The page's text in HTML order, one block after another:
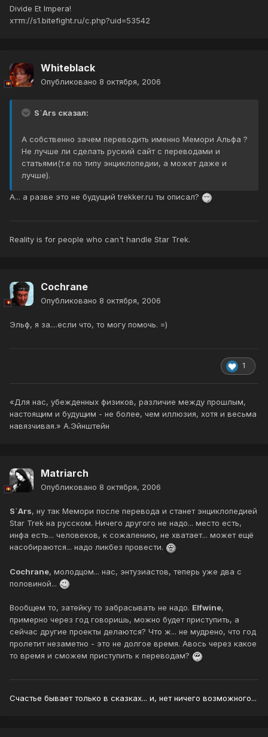
Divide Et Impera!
хттп://s1.bitefight.ru/c.php?uid=53542
Whiteblack
Опубликовано 8 октября, 2006
S`Ars сказал:
А собственно зачем переводить именно Мемори Альфа ?
Не лучше ли сделать руский сайт с переводами и
статьями(т.е по типу энциклопедии, а может даже и
лучше).
А... а разве это не будущий trekker.ru ты описал?
Reality is for people who can't handle Star Trek.
Cochrane
Опубликовано 8 октября, 2006
Эльф, я за....если что, то могу помочь. =)
1
«Для нас, убежденных физиков, различие между прошлым,
настоящим и будущим - не более, чем иллюзия, хотя и весьма
навязчивая.» А.Эйнштейн
Matriarch
Опубликовано 8 октября, 2006
S`Ars, ну так Мемори после перевода и станет энциклопедией
Star Trek на русском. Ничего другого не надо... место есть,
инфа есть... человеков, к сожалению, не хватает... может ещё
насобираются... надо ликбез провести.
Cochrane, молодцом... нас, энтузиастов, теперь уже два с
половиной...
Вообщем то, затейку то забрасывать не надо. Elfwine,
примерно через год говоришь, можно будет приступить, а
сейчас другие проекты делаются? Что ж... не мудрено, что год
пролетит незаметно - это не долгое время. Авось через какое
то время и сможем приступить к переводам?
Счастье бывает только в сказках... и, нет ничего возможного...